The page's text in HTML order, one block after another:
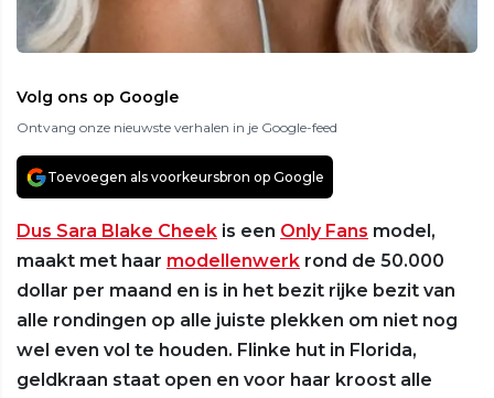
Volg ons op Google
Ontvang onze nieuwste verhalen in je Google-feed
Toevoegen als voorkeursbron op Google
Dus Sara Blake Cheek is een Only Fans model,
maakt met haar modellenwerk rond de 50.000
dollar per maand en is in het bezit rijke bezit van
alle rondingen op alle juiste plekken om niet nog
wel even vol te houden. Flinke hut in Florida,
geldkraan staat open en voor haar kroost alle